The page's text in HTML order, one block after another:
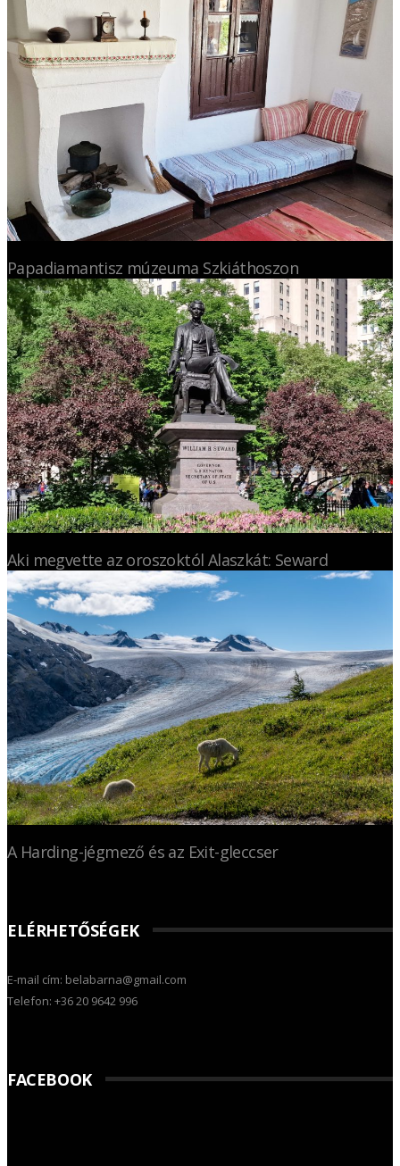
Papadiamantisz múzeuma Szkiáthoszon
Aki megvette az oroszoktól Alaszkát: Seward
A Harding-jégmező és az Exit-gleccser
ELÉRHETŐSÉGEK
E-mail cím: belabarna@gmail.com
Telefon: +36 20 9642 996
FACEBOOK